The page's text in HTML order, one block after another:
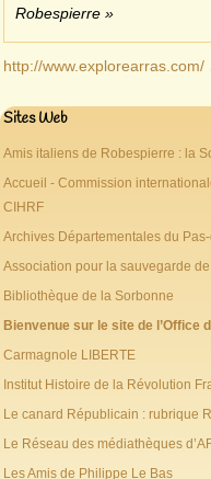
Robespierre »
http://www.explorearras.com/
Sites Web
Amis italiens de Robespierre : la
Accueil - Commission
CIHRF
Archives Départementales du
Association pour la sauvegarde
Bibliothèque de la Sorbonne
Bienvenue sur le site de l’Office
Carmagnole LIBERTE
Institut Histoire de la Révolution
Le canard Républicain : rubrique
Le Réseau des médiathèques
Les Amis de Philippe Le Bas